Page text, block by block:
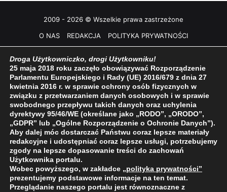
2009 - 2026 © Wszelkie prawa zastrzeżone
O NAS
REDAKCJA POLITYKA PRYWATNOŚCI
Droga Użytkowniczko, drogi Użytkowniku!
25 maja 2018 roku zaczęło obowiązywać Rozporządzenie
Parlamentu Europejskiego i Rady (UE) 2016/679 z dnia 27
kwietnia 2016 r. w sprawie ochrony osób fizycznych w
związku z przetwarzaniem danych osobowych i w sprawie
swobodnego przepływu takich danych oraz uchylenia
dyrektywy 95/46/WE (określane jako „RODO”, „ORODO”,
„GDPR” lub „Ogólne Rozporządzenie o Ochronie Danych”).
Aby dalej móc dostarczać Państwu coraz lepsze materiały
redakcyjne i udostępniać coraz lepsze usługi, potrzebujemy
zgody na lepsze dopasowanie treści do zachowań
Użytkownika portalu.
Wobec powyższego, w zakładce „polityka prywatności”
prezentujemy podstawowe informacje na ten temat.
Przeglądanie naszego portalu jest równoznaczne z